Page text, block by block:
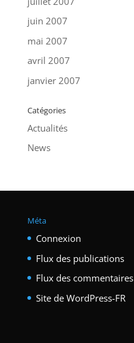
juin 2007
mai 2007
avril 2007
janvier 2007
Catégories
Actualités
News
Méta
Connexion
Flux des publications
Flux des commentaires
Site de WordPress-FR